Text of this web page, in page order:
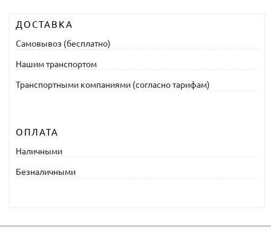
ДОСТАВКА
Самовывоз (бесплатно)
Нашим транспортом
Транспортными компаниями (согласно тарифам)
ОПЛАТА
Наличными
Безналичными